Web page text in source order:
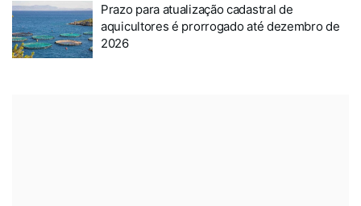
Prazo para atualização cadastral de
aquicultores é prorrogado até dezembro de
2026